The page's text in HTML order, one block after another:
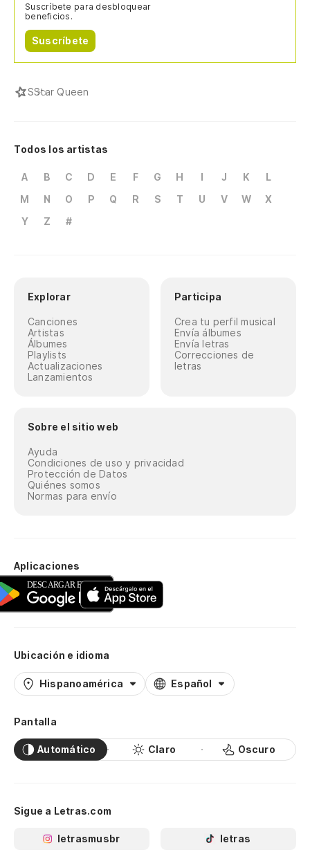
Suscríbete para desbloquear
beneficios.
Suscríbete
SStar Queen
Todos los artistas
A B C D E F G H I J K
L
M
N O P Q R S T U V W
X
Y
Z #
Explorar
Canciones
Artistas
Álbumes
Playlists
Actualizaciones
Lanzamientos
Participa
Crea tu perfil musical
Envía álbumes
Envía letras
Correcciones de
letras
Sobre el sitio web
Ayuda
Condiciones de uso y privacidad
Protección de Datos
Quiénes somos
Normas para envío
Aplicaciones
Ubicación e idioma
Hispanoamérica Español
Pantalla
Automático Claro Oscuro
Sigue a Letras.com
letrasmusbr letras